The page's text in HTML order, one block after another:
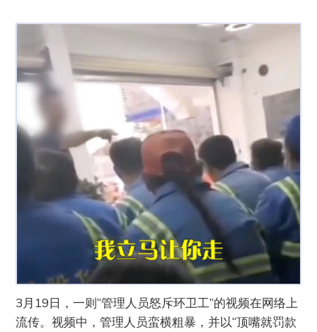
3月19日，一则“管理人员怒斥环卫工”的视频在网络上
流传。视频中，管理人员蛮横粗暴，并以“顶嘴就罚款